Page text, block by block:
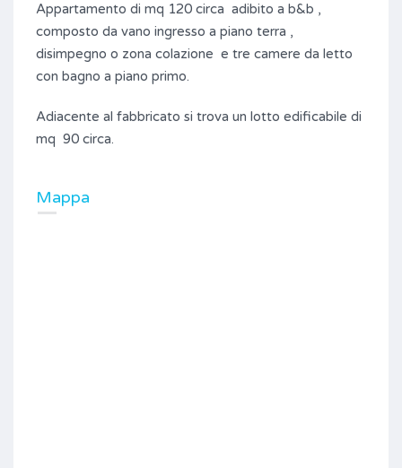
Appartamento di mq 120 circa adibito a b&b ,
composto da vano ingresso a piano terra ,
disimpegno o zona colazione e tre camere da letto
con bagno a piano primo.
Adiacente al fabbricato si trova un lotto edificabile di
mq 90 circa.
Mappa